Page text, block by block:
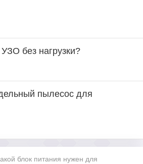
без нагрузки?
пылесос для
блок питания нужен для